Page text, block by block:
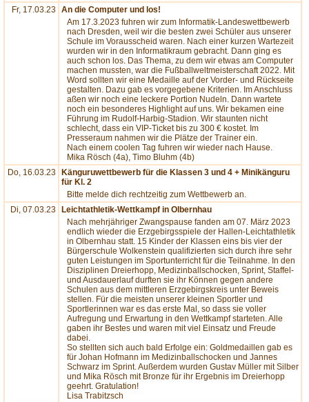
Fr, 17.03.23 An die Computer und los!
Am 17.3.2023 fuhren wir zum Informatik-Landeswettbewerb
nach Dresden, weil wir die besten zwei Schüler aus unserer
Schule im Vorausscheid waren. Nach einer kurzen Wartezeit
wurden wir in den Informatikraum gebracht. Dann ging es
auch schon los. Das Thema, zu dem wir etwas am Computer
machen mussten, war die Fußballweltmeisterschaft 2022. Mit
Word sollten wir eine Medaille auf der Vorder- und Rückseite
gestalten. Dazu gab es vorgegebene Kriterien. Im Anschluss
aßen wir noch eine leckere Portion Nudeln. Dann wartete
noch ein besonderes Highlight auf uns. Wir bekamen eine
Führung im Rudolf-Harbig-Stadion. Wir staunten nicht
schlecht, dass ein VIP-Ticket bis zu 300 € kostet. Im
Presseraum nahmen wir die Plätze der Trainer ein.
Nach einem coolen Tag fuhren wir wieder nach Hause.
Mika Rösch (4a), Timo Bluhm (4b)
Do, 16.03.23
Känguruwettbewerb für die Klassen 3 und 4 + Minikänguru
für Kl. 2
Bitte melde dich rechtzeitig zum Wettbewerb an.
Di, 07.03.23
Leichtathletik-Wettkampf in Olbernhau
Nach mehrjähriger Zwangspause fanden am 07. März 2023
endlich wieder die Erzgebirgsspiele der Hallen-Leichtathletik
in Olbernhau statt. 15 Kinder der Klassen eins bis vier der
Bürgerschule Wolkenstein qualifizierten sich durch ihre sehr
guten Leistungen im Sportunterricht für die Teilnahme. In den
Disziplinen Dreierhopp, Medizinballschocken, Sprint, Staffel-
und Ausdauerlauf durften sie ihr Können gegen andere
Schulen aus dem mittleren Erzgebirgskreis unter Beweis
stellen. Für die meisten unserer kleinen Sportler und
Sportlerinnen war es das erste Mal, so dass sie voller
Aufregung und Erwartung in den Wettkampf starteten. Alle
gaben ihr Bestes und waren mit viel Einsatz und Freude
dabei.
So stellten sich auch bald Erfolge ein: Goldmedaillen gab es
für Johan Hofmann im Medizinballschocken und Jannes
Schwarz im Sprint. Außerdem wurden Gustav Müller mit Silber
und Mika Rösch mit Bronze für ihr Ergebnis im Dreierhopp
geehrt. Gratulation!
Lisa Trabitzsch